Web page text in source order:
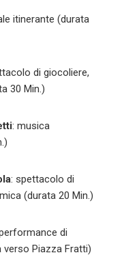
itinerante (durata
di giocoliere,
30 Min.)
: musica
: spettacolo di
(durata 20 Min.)
di
verso Piazza Fratti)